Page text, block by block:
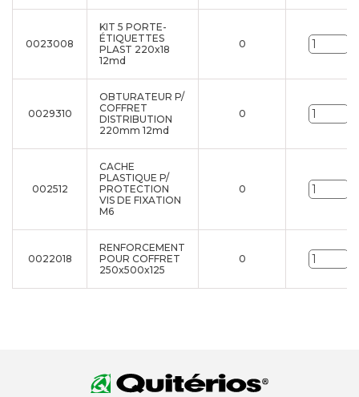
0023008
KIT 5 PORTE-
ÉTIQUETTES
PLAST 220x18
12md
0
0029310
OBTURATEUR P/
COFFRET
DISTRIBUTION
220mm 12md
0
002512
CACHE
PLASTIQUE P/
PROTECTION
VIS DE FIXATION
M6
0
0022018
RENFORCEMENT
POUR COFFRET
250x500x125
0